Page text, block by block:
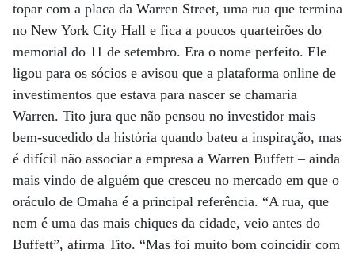
topar com a placa da Warren Street, uma rua que termina
no New York City Hall e fica a poucos quarteirões do
memorial do 11 de setembro. Era o nome perfeito. Ele
ligou para os sócios e avisou que a plataforma online de
investimentos que estava para nascer se chamaria
Warren. Tito jura que não pensou no investidor mais
bem-sucedido da história quando bateu a inspiração, mas
é difícil não associar a empresa a Warren Buffett – ainda
mais vindo de alguém que cresceu no mercado em que o
oráculo de Omaha é a principal referência. “A rua, que
nem é uma das mais chiques da cidade, veio antes do
Buffett”, afirma Tito. “Mas foi muito bom coincidir com